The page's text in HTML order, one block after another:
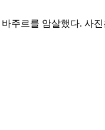
주르를 암살했다. 사